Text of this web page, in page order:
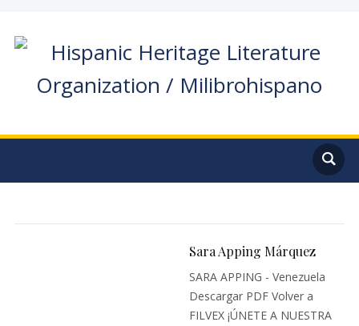
Sara Apping Márquez
SARA APPING - Venezuela
Descargar PDF Volver a
FILVEX ¡ÚNETE A NUESTRA